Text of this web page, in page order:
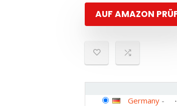
AUF AMAZON
Germany -